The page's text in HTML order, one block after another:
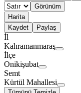
Görünüm
Harita
Kaydet
Paylaş
İl
Kahramanmaraş
İlçe
Onikişubat
Semt
Kürtül Mahallesi